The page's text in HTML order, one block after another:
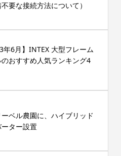
不要な接続方法について）
年6月】INTEX 大型フレーム
おすすめ人気ランキング4
ベル農園に、ハイブリッド
ター設置